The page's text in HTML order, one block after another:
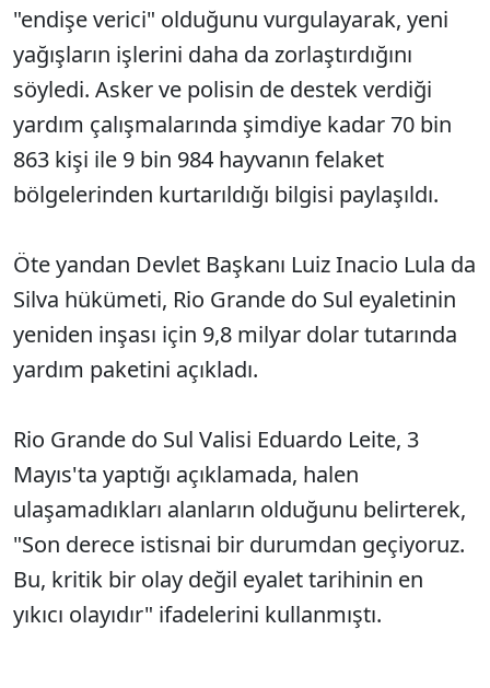
"endişe verici" olduğunu vurgulayarak, yeni
yağışların işlerini daha da zorlaştırdığını
söyledi. Asker ve polisin de destek verdiği
yardım çalışmalarında şimdiye kadar 70 bin
863 kişi ile 9 bin 984 hayvanın felaket
bölgelerinden kurtarıldığı bilgisi paylaşıldı.
Öte yandan Devlet Başkanı Luiz Inacio Lula da
Silva hükümeti, Rio Grande do Sul eyaletinin
yeniden inşası için 9,8 milyar dolar tutarında
yardım paketini açıkladı.
Rio Grande do Sul Valisi Eduardo Leite, 3
Mayıs'ta yaptığı açıklamada, halen
ulaşamadıkları alanların olduğunu belirterek,
"Son derece istisnai bir durumdan geçiyoruz.
Bu, kritik bir olay değil eyalet tarihinin en
yıkıcı olayıdır" ifadelerini kullanmıştı.